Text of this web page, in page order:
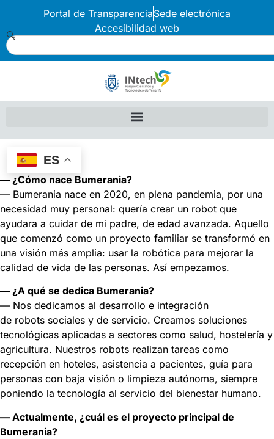
Portal de TransparenciaSede electrónica
Accesibilidad web
ES
— ¿Cómo nace Bumerania?
— Bumerania nace en 2020, en plena pandemia, por una
necesidad muy personal: quería crear un robot que
ayudara a cuidar de mi padre, de edad avanzada. Aquello
que comenzó como un proyecto familiar se transformó en
una visión más amplia: usar la robótica para mejorar la
calidad de vida de las personas. Así empezamos.
— ¿A qué se dedica Bumerania?
— Nos dedicamos al desarrollo e integración
de robots sociales y de servicio. Creamos soluciones
tecnológicas aplicadas a sectores como salud, hostelería y
agricultura. Nuestros robots realizan tareas como
recepción en hoteles, asistencia a pacientes, guía para
personas con baja visión o limpieza autónoma, siempre
poniendo la tecnología al servicio del bienestar humano.
— Actualmente, ¿cuál es el proyecto principal de
Bumerania?